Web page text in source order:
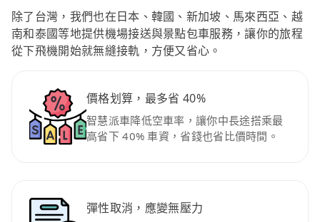
除了台灣，我們也在日本、韓國、新加坡、馬來西亞、越
南和泰國等地提供機場接送與景點包車服務，讓你的旅程
從下飛機開始就無縫接軌，方便又省心。
價格划算，最多省 40%
智慧派車降低空車率，讓你中長途搭乘最
高省下 40% 車資，省錢也省比價時間。
彈性取消，應變無壓力